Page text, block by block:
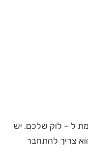
ל – לוק שלכם. יש
צריך להתחבר